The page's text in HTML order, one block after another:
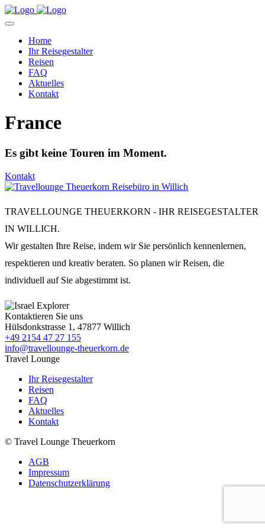
Home
Ihr Reisegestalter
Reisen
FAQ
Aktuelles
Kontakt
France
Es gibt keine Touren im Moment.
Kontakt
TRAVELLOUNGE THEUERKORN - IHR REISEGESTALTER
IN WILLICH.
Wir gestalten Ihre Reise, indem wir Sie persönlich kennenlernen,
respektieren und kreativ beraten. So planen wir Reisen, die
individuell auf Sie abgestimmt ist.
Kontaktieren Sie uns
Hülsdonkstrasse 1, 47877 Willich
+49 2154 47 27 155
info@travellounge-theuerkorn.de
Travel Lounge
Ihr Reisegestalter
Reisen
FAQ
Aktuelles
Kontakt
© Travel Lounge Theuerkorn
AGB
Impressum
Datenschutzerklärung